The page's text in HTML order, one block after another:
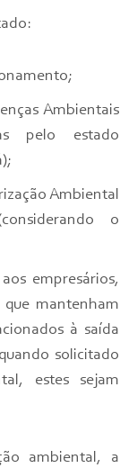
Ambientais
pelo estado
Ambiental
o
empresários,
que mantenham
à saída
solicitado
estes sejam
ambiental, a